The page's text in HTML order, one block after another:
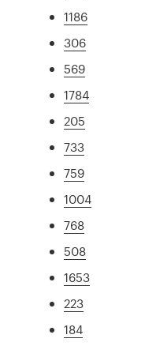
1186
306
569
1784
205
733
759
1004
768
508
1653
223
184